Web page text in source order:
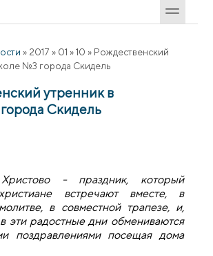
» 2017 » 01 » 10 » Рождественский
№3 города Скидель
утренник в
Скидель
- праздник, который
встречают вместе, в
в совместной трапезе, и,
эти радостные дни обмениваются
поздравлениями посещая дома